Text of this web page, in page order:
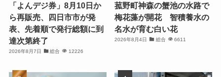
「よんデジ券」8月10日か
ら再販売、四日市市が発
表、先着順で発行総額に到
達次第終了
2026年8月7日 総合 12226
菰野町神森の蟹池の水路で
梅花藻が開花 智積養水の
名水が育む白い花
2026年8月4日 総合 6611